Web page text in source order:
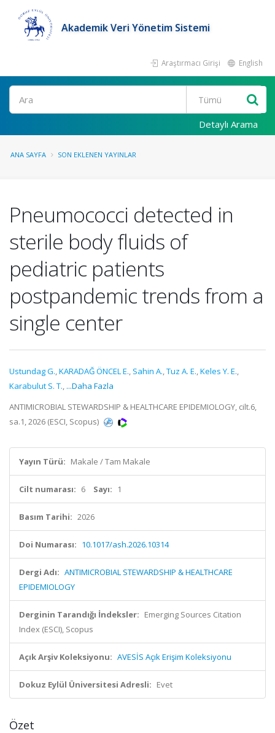
Akademik Veri Yönetim Sistemi
Araştırmacı Girişi English
Ara
Detaylı Arama
ANA SAYFA SON EKLENEN YAYINLAR
Pneumococci detected in
sterile body fluids of
pediatric patients
postpandemic trends from a
single center
Ustundag G.,KARADAĞ ÖNCEL E., Sahin A.,Tuz A. E.,Keles Y. E.,
Karabulut S. T., ...Daha Fazla
ANTIMICROBIAL STEWARDSHIP & HEALTHCARE EPIDEMIOLOGY, cilt.6,
sa.1, 2026 (ESCI, Scopus)
Yayın Türü: Makale / Tam Makale
Cilt numarası: 6 Sayı: 1
Basım Tarihi: 2026
Doi Numarası: 10.1017/ash.2026.10314
Dergi Adı: ANTIMICROBIAL STEWARDSHIP & HEALTHCARE
EPIDEMIOLOGY
Derginin Tarandığı İndeksler: Emerging Sources Citation
Index (ESCI), Scopus
Açık Arşiv Koleksiyonu: AVESİS Açık Erişim Koleksiyonu
Dokuz Eylül Üniversitesi Adresli: Evet
Özet